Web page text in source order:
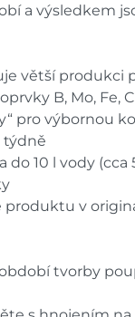
dnů
dnů
orientační.
cen na e-shopu.
a výsledkem
větší produkci
B, Mo, Fe,
pro výbornou
týdně
do 10 l vody (cca
produktu v
tvorby